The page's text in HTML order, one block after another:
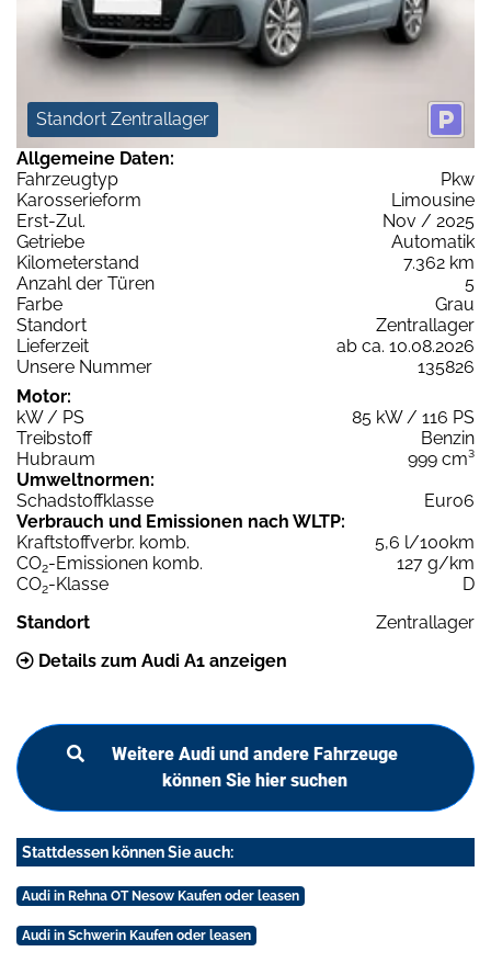
Standort Zentrallager
Allgemeine Daten:
Fahrzeugtyp
Pkw
Karosserieform
Limousine
Erst-Zul.
Nov / 2025
Getriebe
Automatik
Kilometerstand
7.362 km
Anzahl der Türen
5
Farbe
Grau
Standort
Zentrallager
Lieferzeit
ab ca. 10.08.2026
Unsere Nummer
135826
Motor:
kW / PS
85 kW / 116 PS
Treibstoff
Benzin
Hubraum
999 cm³
Umweltnormen:
Schadstoffklasse
Euro6
Verbrauch und Emissionen nach WLTP:
Kraftstoffverbr. komb.
5,6 l/100km
CO2-Emissionen komb.
127 g/km
CO2-Klasse
D
Standort
Zentrallager
Details zum Audi A1 anzeigen
Weitere Audi und andere Fahrzeuge
können Sie hier suchen
Stattdessen können Sie auch:
Audi in Rehna OT Nesow Kaufen oder leasen
Audi in Schwerin Kaufen oder leasen